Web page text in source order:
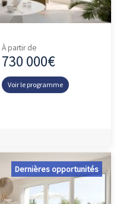
À partir de
730 000€
Voir le programme
Dernières opportunités